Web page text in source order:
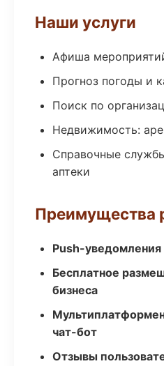
Наши услуги
Афиша
Прогноз погоды и
Поиск по
Недвижимость:
Справочные
аптеки
Преимущества
Push-
Бесплатное
бизнеса
чат-бот
Отзывы